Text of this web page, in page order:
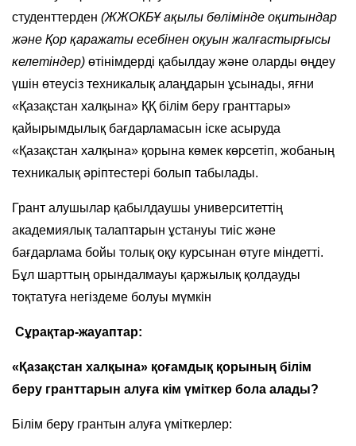
студенттерден (ЖЖОКБҰ ақылы бөлімінде оқитындар
және Қор қаражаты есебінен оқуын жалғастырғысы
келетіндер) өтінімдерді қабылдау және оларды өңдеу
үшін өтеусіз техникалық алаңдарын ұсынады, яғни
«Қазақстан халқына» ҚҚ білім беру гранттары»
қайырымдылық бағдарламасын іске асыруда
«Қазақстан халқына» қорына көмек көрсетіп, жобаның
техникалық әріптестері болып табылады.
Грант алушылар қабылдаушы университеттің
академиялық талаптарын ұстануы тиіс және
бағдарлама бойы толық оқу курсынан өтуге міндетті.
Бұл шарттың орындалмауы қаржылық қолдауды
тоқтатуға негіздеме болуы мүмкін
Сұрақтар-жауаптар:
«Қазақстан халқына» қоғамдық қорының білім
беру гранттарын алуға кім үміткер бола алады?
Білім беру грантын алуға үміткерлер: